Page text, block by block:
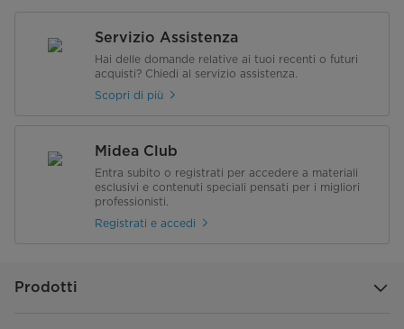
Servizio Assistenza
Hai delle domande relative ai tuoi recenti o futuri
acquisti? Chiedi al servizio assistenza.
Scopri di più
Midea Club
Entra subito o registrati per accedere a materiali
esclusivi e contenuti speciali pensati per i migliori
professionisti.
Registrati e accedi
Prodotti